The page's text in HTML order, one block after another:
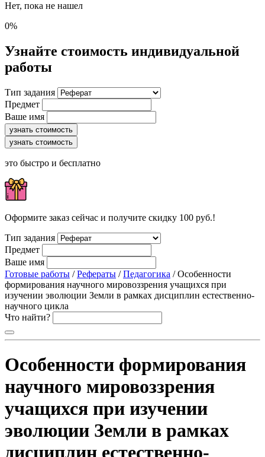
Нет, пока не нашел
0%
Узнайте стоимость индивидуальной
работы
Тип задания
Предмет
Ваше имя
узнать стоимость
узнать стоимость
это быстро и бесплатно
Оформите заказ сейчас и получите скидку 100 руб.!
Тип задания
Предмет
Ваше имя
Готовые работы /Рефераты /Педагогика / Особенности
формирования научного мировоззрения учащихся при
изучении эволюции Земли в рамках дисциплин естественно-
научного цикла
Что найти?
Особенности формирования
научного мировоззрения
учащихся при изучении
эволюции Земли в рамках
дисциплин естественно-